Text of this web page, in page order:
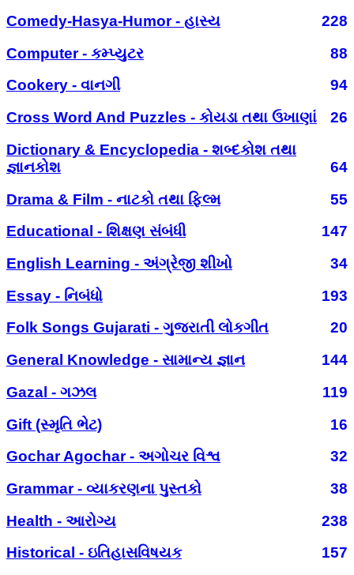
Comedy-Hasya-Humor - હાસ્ય
228
Computer - કમ્પ્યુટર
88
Cookery - વાનગી
94
Cross Word And Puzzles - કોયડા તથા ઉખાણાં
26
Dictionary & Encyclopedia - શબ્દકોશ તથા
જ્ઞાનકોશ
64
Drama & Film - નાટકો તથા ફિલ્મ
55
Educational - શિક્ષણ સંબંધી
147
English Learning - અંગ્રેજી શીખો
34
Essay - નિબંધો
193
Folk Songs Gujarati - ગુજરાતી લોકગીત
20
General Knowledge - સામાન્ય જ્ઞાન
144
Gazal - ગઝલ
119
Gift (સ્મૃતિ ભેટ)
16
Gochar Agochar - અગોચર વિશ્વ
32
Grammar - વ્યાકરણના પુસ્તકો
38
Health - આરોગ્ય
238
Historical - ઇતિહાસવિષયક
157